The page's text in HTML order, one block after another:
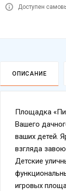
Доступен
ОПИСАНИЕ
Площадка
Вашего
ваших детей.
взгляда
Детские
игровых